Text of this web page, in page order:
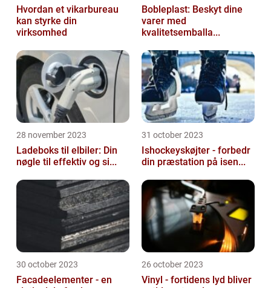
Hvordan et vikarbureau
kan styrke din
virksomhed
Bobleplast: Beskyt dine
varer med
kvalitetsemballa...
28 november 2023
Ladeboks til elbiler: Din
nøgle til effektiv og si...
31 october 2023
Ishockeyskøjter - forbedr
din præstation på isen...
30 october 2023
Facadeelementer - en
26 october 2023
Vinyl - fortidens lyd bliver